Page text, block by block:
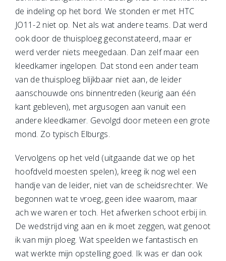
de indeling op het bord. We stonden er met HTC
JO11-2 niet op. Net als wat andere teams. Dat werd
ook door de thuisploeg geconstateerd, maar er
werd verder niets meegedaan. Dan zelf maar een
kleedkamer ingelopen. Dat stond een ander team
van de thuisploeg blijkbaar niet aan, de leider
aanschouwde ons binnentreden (keurig aan één
kant gebleven), met argusogen aan vanuit een
andere kleedkamer. Gevolgd door meteen een grote
mond. Zo typisch Elburgs.
Vervolgens op het veld (uitgaande dat we op het
hoofdveld moesten spelen), kreeg ik nog wel een
handje van de leider, niet van de scheidsrechter. We
begonnen wat te vroeg, geen idee waarom, maar
ach we waren er toch. Het afwerken schoot erbij in.
De wedstrijd ving aan en ik moet zeggen, wat genoot
ik van mijn ploeg. Wat speelden we fantastisch en
wat werkte mijn opstelling goed. Ik was er dan ook